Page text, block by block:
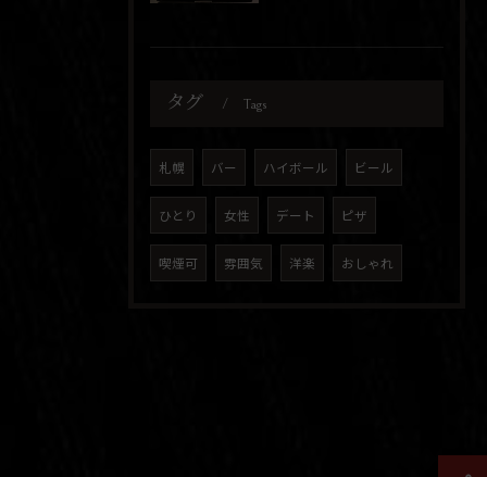
タグ Tags
札幌 バー ハイボール ビール
ひとり 女性 デート ピザ
喫煙可 雰囲気 洋楽 おしゃれ